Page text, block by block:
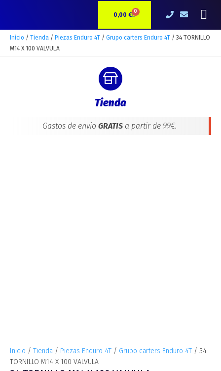
0,00 € 0CARRITO
Inicio / Tienda / Piezas Enduro 4T / Grupo carters Enduro 4T / 34 TORNILLO
M14 X 100 VALVULA
Tienda
Gastos de envío GRATISa partir de 99€.
Inicio / Tienda / Piezas Enduro 4T / Grupo carters Enduro 4T / 34
TORNILLO M14 X 100 VALVULA
X
100